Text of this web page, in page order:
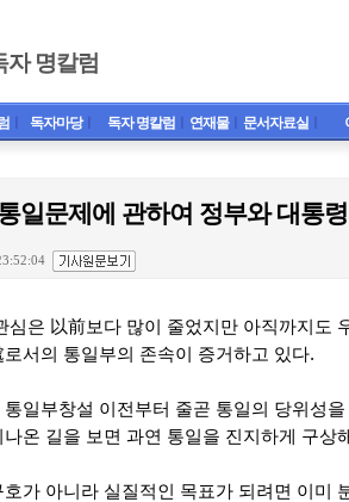
자 명칼럼
독자마당ㅣ 독자 명칼럼 연재물ㅣ 문서자료실
일문제에 관하여 정부와 대통
심은 以前보다 많이 줄었지만 아직까지도
서의 통일부의 존속이 증거하고 있다.
일부창설 이전부터 줄곧 통일의 당위성
온 길을 보면 과연 통일을 진지하게 구상
가 아니라 실질적인 목표가 되려면 이미